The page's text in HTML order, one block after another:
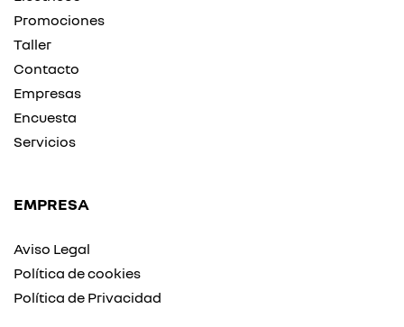
Promociones
Taller
Contacto
Empresas
Encuesta
Servicios
EMPRESA
Aviso Legal
Política de cookies
Política de Privacidad